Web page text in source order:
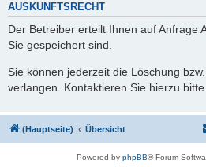
AUSKUNFTSRECHT
Der Betreiber erteilt Ihnen auf Anfrage
Sie gespeichert sind.
Sie können jederzeit die Löschung
verlangen. Kontaktieren Sie hierzu
(Hauptseite) Übersicht
Powered by phpBB® Forum